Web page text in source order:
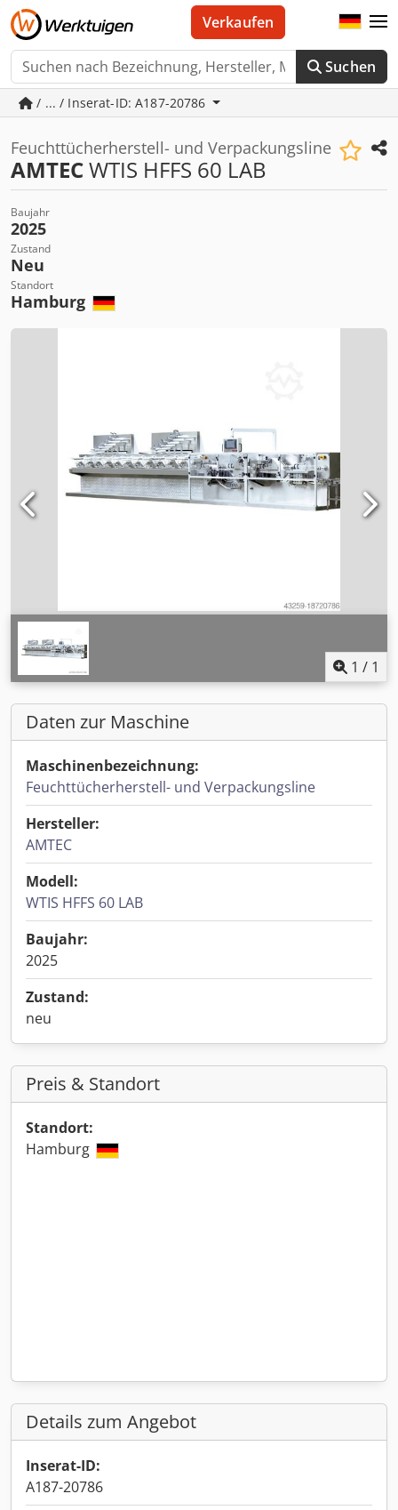
Suchen
Verkaufen
/ ... / Inserat-ID: A187-20786
Feuchttücherherstell- und Verpackungsline
AMTECWTIS HFFS 60 LAB
Baujahr
2025
Zustand
Neu
Standort
Hamburg
1 / 1
Daten zur Maschine
Maschinenbezeichnung:
Feuchttücherherstell- und Verpackungsline
Hersteller:
AMTEC
Modell:
WTIS HFFS 60 LAB
Baujahr:
2025
Zustand:
neu
Preis & Standort
Standort:
Hamburg
Details zum Angebot
Inserat-ID:
A187-20786